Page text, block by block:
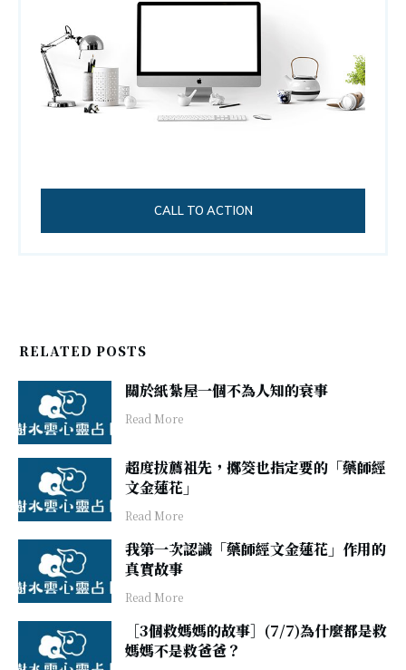
CALL TO ACTION
RELATED POSTS
關於紙紮屋一個不為人知的衰事
​Read More
超度拔薦祖先，擲筊也指定要的「藥師經
文金蓮花」
​Read More
我第一次認識「藥師經文金蓮花」作用的
真實故事
​Read More
［3個救媽媽的故事］(7/7)為什麼都是救
媽媽不是救爸爸？